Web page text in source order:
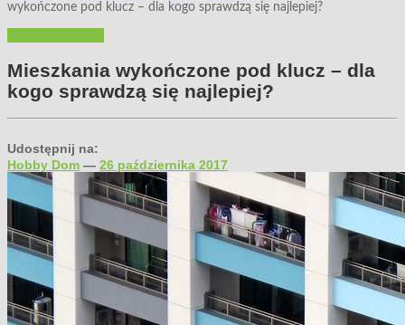
wykończone pod klucz – dla kogo sprawdzą się najlepiej?
Mieszkania wykończone pod klucz – dla
kogo sprawdzą się najlepiej?
Udostępnij na:
Hobby Dom — 26 października 2017